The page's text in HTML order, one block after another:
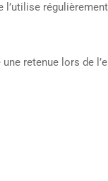
retenue lors de